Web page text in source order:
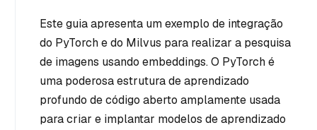
Este guia apresenta um exemplo de integração
do PyTorch e do Milvus para realizar a pesquisa
de imagens usando embeddings. O PyTorch é
uma poderosa estrutura de aprendizado
profundo de código aberto amplamente usada
para criar e implantar modelos de aprendizado